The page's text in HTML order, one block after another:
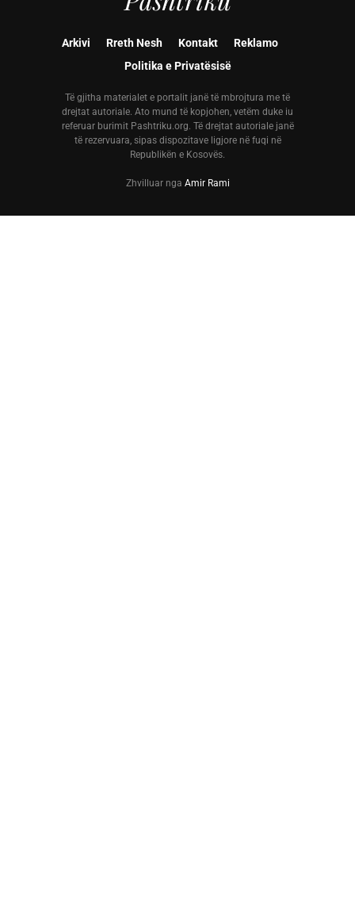
Arkivi Rreth Nesh Kontakt
Reklamo
Politika e Privatësisë
Të gjitha materialet e portalit janë të mbrojtura me të
drejtat autoriale. Ato mund të kopjohen, vetëm duke iu
referuar burimit Pashtriku.org. Të drejtat autoriale janë
të rezervuara, sipas dispozitave ligjore në fuqi në
Republikën e Kosovës.
Zhvilluar nga Amir Rami